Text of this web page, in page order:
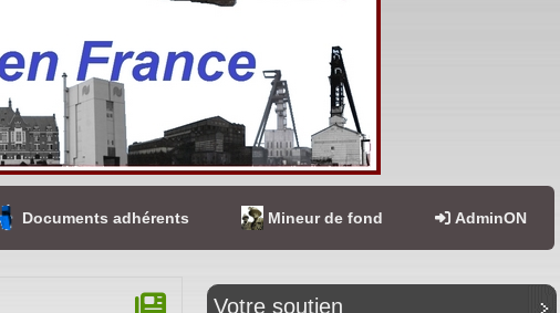
Documents adhérents Mineur de fond AdminON
Votre soutien